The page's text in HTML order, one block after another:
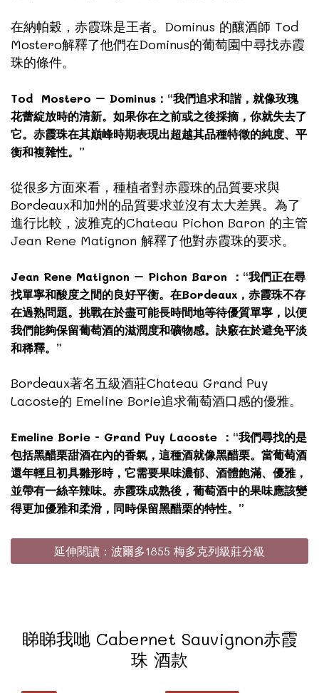
在納帕穀，赤霞珠是王者。Dominus 的釀酒師 Tod
Mostero解釋了他們在Dominus的葡萄園中尋找赤霞
珠的條件。
Tod Mostero – Dominus：“我們追求和諧，就像玫瑰
花蕾綻放時的清新。如果你在之前或之後採摘，你就失去了
它。赤霞珠在其巔峰時期表現出超越其品種特徵的純度、平
衡和複雜性。”
從很多方面來看，種植者對赤霞珠的品質要求與
Bordeaux和加州的品質要求並沒有太大差異。為了
進行比較，波雅克的Chateau Pichon Baron 的主管
Jean Rene Matignon 解釋了他對赤霞珠的要求。
Jean Rene Matignon – Pichon Baron ：“我們正在尋
找單寧和酸度之間的良好平衡。在Bordeaux，赤霞珠不存
在過熟問題。挑戰在於盡可能長時間地等待優質單寧，以便
我們能夠保留葡萄酒的滋潤度和礦物感。訣竅在於避免平淡
和稀釋。”
Bordeaux著名五級酒莊Chateau Grand Puy
Lacoste的 Emeline Borie追求葡萄酒口感的優雅。
Emeline Borie - Grand Puy Lacoste ：“我們尋找的是
包括黑醋栗甜酒在內的香氣，這種酒就像黑醋栗。當葡萄酒
還年輕且初具雛形時，它需要果味濃郁、酒體飽滿、優雅，
並帶有一絲辛辣味。赤霞珠成熟後，葡萄酒中的果味應該變
得更加優雅和柔滑，同時保留黑醋栗的特性。”
延伸閱讀：波爾多1855 梅多克列級莊分級
睇睇我哋 Cabernet Sauvignon赤霞
珠 酒款